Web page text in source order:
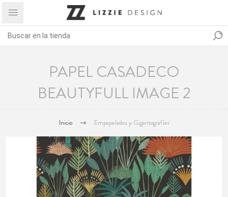
PAPEL CASADECO
BEAUTYFULL IMAGE 2
Inicio Empapelados y Gigantografías